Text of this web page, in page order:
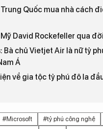
Trung Quốc mua nhà cách
Mỹ David Rockefeller qua
Bà chủ Vietjet Air là nữ tỷ
Á
về gia tộc tỷ phú đô la
#Microsoft #tỷ phú công nghệ